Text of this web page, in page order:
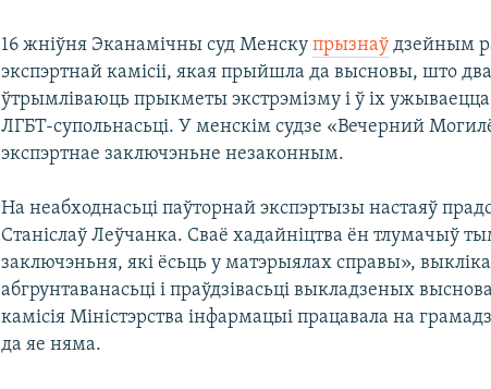
16 жніўня Эканамічны суд Менскупрызнаў дзейным
экспэртнай камісіі, якая прыйшла да высновы, што
ўтрымліваюць прыкметы экстрэмізму і ў іх
ЛГБТ-супольнасьці. У менскім судзе «Вечерний
экспэртнае заключэньне незаконным.
На неабходнасьці паўторнай экспэртызы настаяў
Станіслаў Леўчанка. Сваё хадайніцтва ён тлумачыў
заключэньня, які ёсьць у матэрыялах справы»,
абгрунтаванасьці і праўдзівасьці выкладзеных
камісія Міністэрства інфармацыі працавала на
да яе няма.